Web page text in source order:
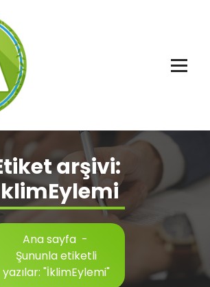
arşivi:
Ana sayfa-
Şununla etiketli
yazılar: "İklimEylemi"